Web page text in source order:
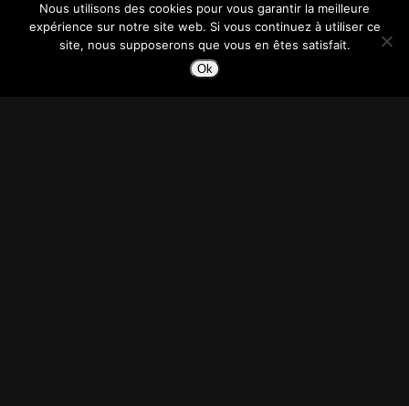
Nous utilisons des cookies pour vous garantir la meilleure
expérience sur notre site web. Si vous continuez à utiliser ce
site, nous supposerons que vous en êtes satisfait.
Ok